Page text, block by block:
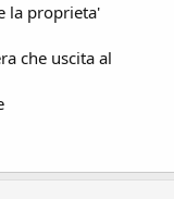
la proprieta'
che uscita al